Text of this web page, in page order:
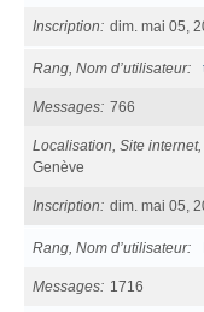
Inscription dim. mai 05,
Rang, Nom d’utilisateur
Messages 766
Localisation, Site
Genève
Inscription dim. mai 05,
Rang, Nom d’utilisateur
Messages 1716